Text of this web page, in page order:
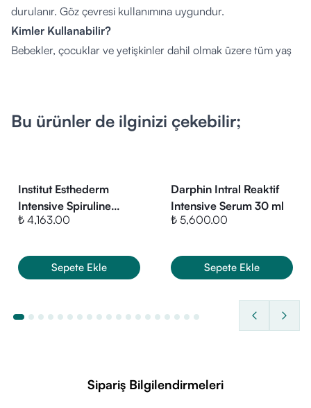
durulanır. Göz çevresi kullanımına uygundur.
Kimler Kullanabilir?
Bebekler, çocuklar ve yetişkinler dahil olmak üzere tüm yaş
İçerik Listesi:
Glucoside, Glyceryl Oleate, Sodium Citrate, PEG-90
Glyceryl Isostearate, Mannitol, Xylitol, Laureth-2,
Rhamnose, Fructooligosaccharides, Tocopherol,
Palmitate
Bu ürünler de ilginizi çekebilir;
Institut Esthederm
Intensive Spiruline
Cream 50 ml
₺ 4,163.00
Sepete Ekle
Darphin Intral Reaktif
Intensive Serum 30 ml
₺ 5,600.00
Sepete Ekle
Sipariş Bilgilendirmeleri